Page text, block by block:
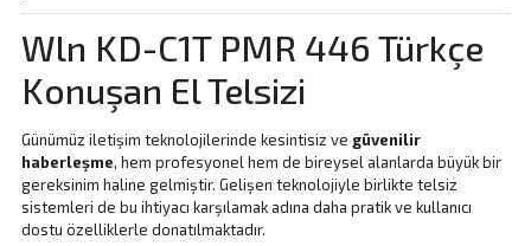
Wln KD-C1T PMR 446 Türkçe
Konuşan El Telsizi
Günümüz iletişim teknolojilerinde kesintisiz ve güvenilir
haberleşme, hem profesyonel hem de bireysel alanlarda büyük bir
gereksinim haline gelmiştir. Gelişen teknolojiyle birlikte telsiz
sistemleri de bu ihtiyacı karşılamak adına daha pratik ve kullanıcı
dostu özelliklerle donatılmaktadır.